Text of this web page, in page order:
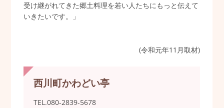
受け継がれてきた郷土料理を若い人たちにもっと伝えて
いきたいです。」
(令和元年11月取材)
西川町かわどい亭
TEL.080-2839-5678